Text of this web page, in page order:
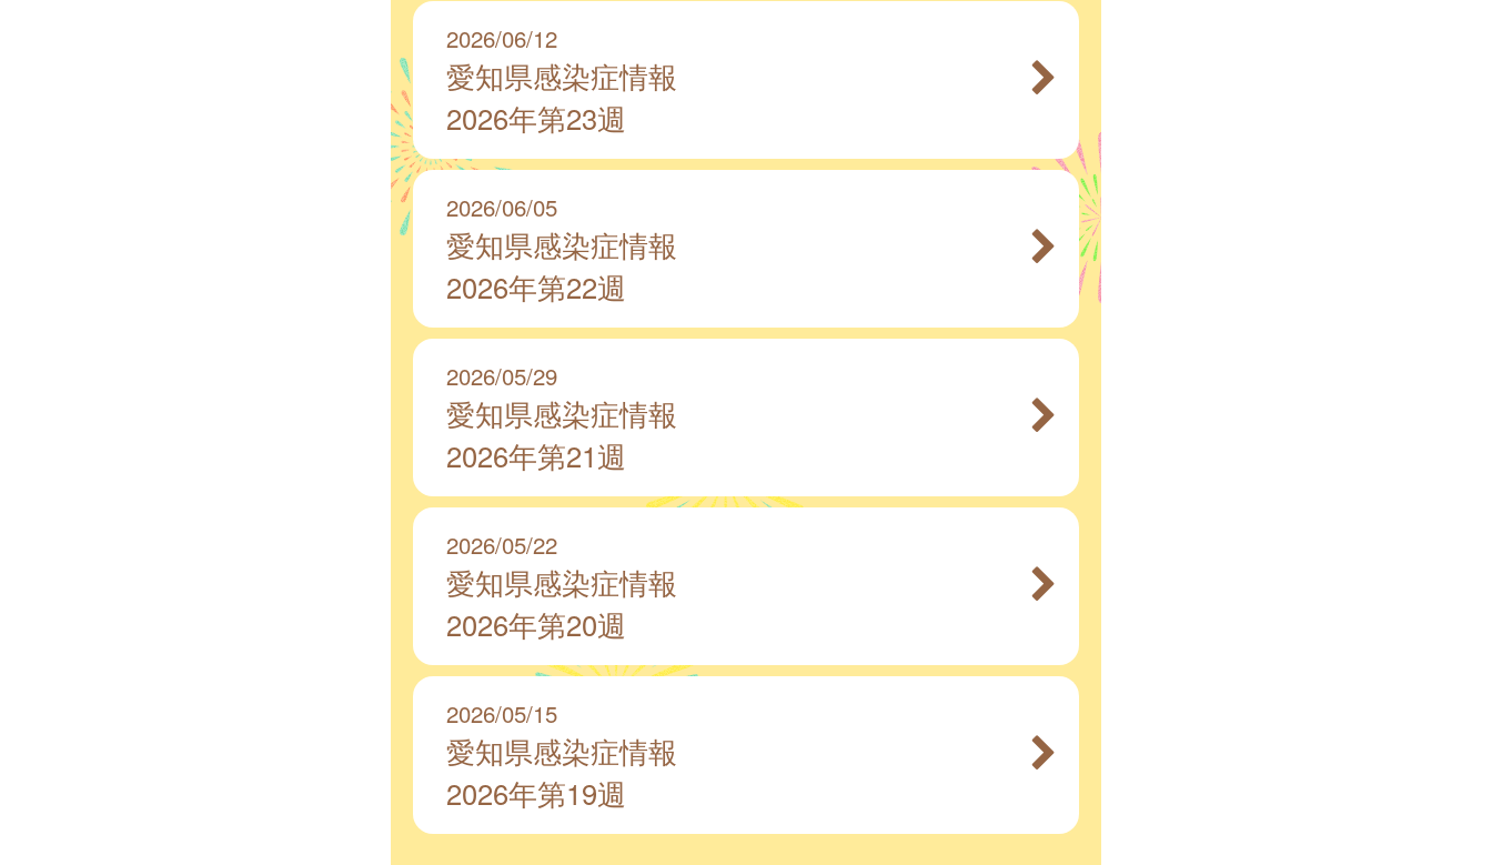
2026/06/12
愛知県感染症情報
2026年第23週
2026/06/05
愛知県感染症情報
2026年第22週
2026/05/29
愛知県感染症情報
2026年第21週
2026/05/22
愛知県感染症情報
2026年第20週
2026/05/15
愛知県感染症情報
2026年第19週